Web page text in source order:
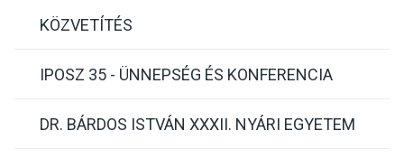
KÖZVETÍTÉS
IPOSZ 35 - ÜNNEPSÉG ÉS KONFERENCIA
DR. BÁRDOS ISTVÁN XXXII. NYÁRI EGYETEM